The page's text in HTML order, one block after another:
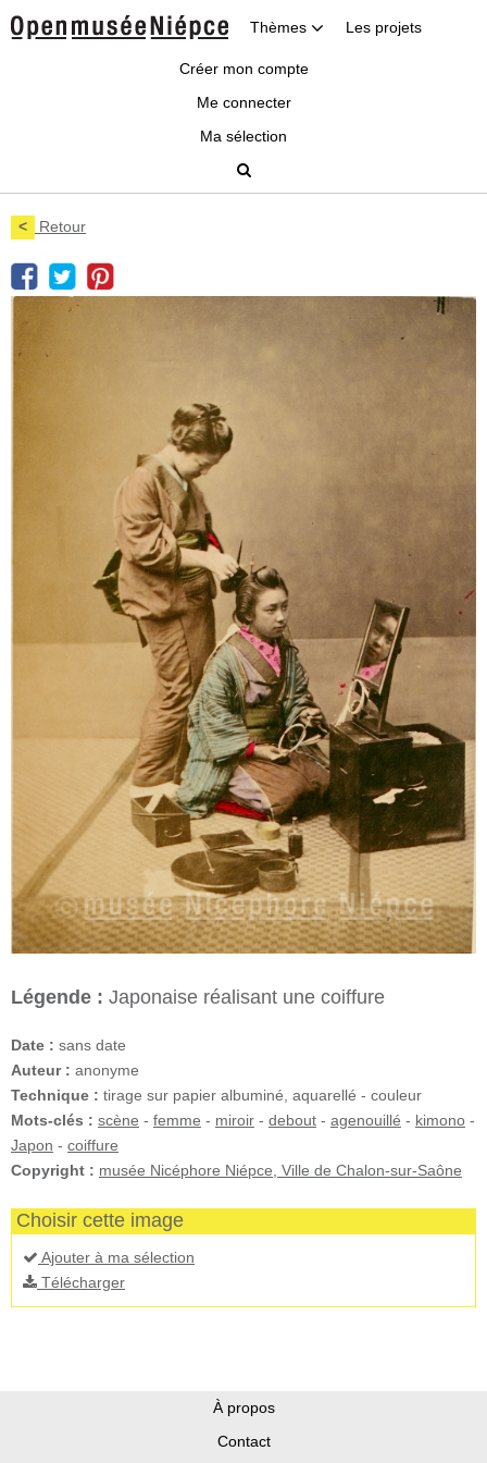
Thèmes Les projets
Créer mon compte
Me connecter
Ma sélection
< Retour
Légende : Japonaise réalisant une coiffure
Date : sans date
Auteur : anonyme
Technique : tirage sur papier albuminé, aquarellé - couleur
Mots-clés : scène - femme - miroir - debout - agenouillé - kimono -
Japon - coiffure
Copyright : musée Nicéphore Niépce, Ville de Chalon-sur-Saône
Choisir cette image
Ajouter à ma sélection
Télécharger
À propos
Contact